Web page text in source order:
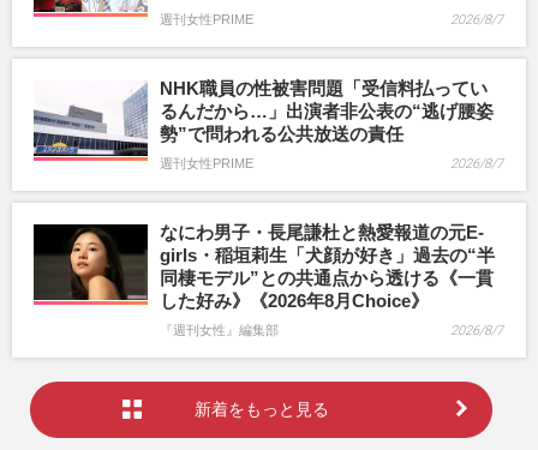
週刊女性PRIME 2026/8/7
NHK職員の性被害問題「受信料払ってい
るんだから…」出演者非公表の“逃げ腰姿
勢”で問われる公共放送の責任
週刊女性PRIME 2026/8/7
なにわ男子・長尾謙杜と熱愛報道の元E-
girls・稲垣莉生「犬顔が好き」過去の“半
同棲モデル”との共通点から透ける《一貫
した好み》《2026年8月Choice》
『週刊女性』編集部 2026/8/7
新着をもっと見る